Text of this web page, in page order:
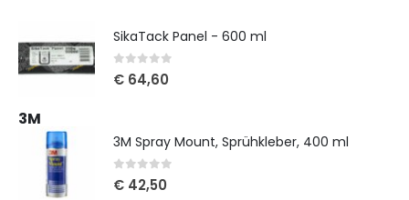
SikaTack Panel - 600 ml
0out of 5
€ 64,60
3M
3M Spray Mount, Sprühkleber, 400 ml
0out of 5
€ 42,50